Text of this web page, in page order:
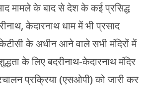
मामले के बाद से देश के कई प्रसिद्ध
केदारनाथ धाम में भी प्रसाद
के अधीन आने वाले सभी मंदिरों में
के लिए बदरीनाथ-केदारनाथ मंदिर
प्रक्रिया (एसओपी) को जारी कर